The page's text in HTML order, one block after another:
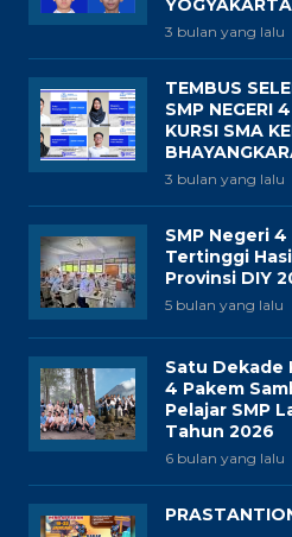
3 bulan yang lalu
TEMBUS
SMP NEGERI
KURSI SMA
3 bulan yang lalu
SMP Negeri
Tertinggi
Provinsi DIY
5 bulan yang lalu
Satu Dekade
4 Pakem
Pelajar SMP
Tahun 2026
6 bulan yang lalu